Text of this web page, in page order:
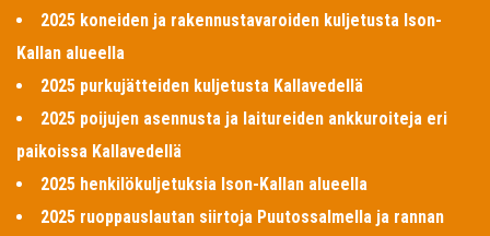
2025 koneiden ja rakennustavaroiden kuljetusta Ison-
Kallan alueella
2025 purkujätteiden kuljetusta Kallavedellä
2025 poijujen asennusta ja laitureiden ankkuroiteja eri
paikoissa Kallavedellä
2025 henkilökuljetuksia Ison-Kallan alueella
2025 ruoppauslautan siirtoja Puutossalmella ja rannan